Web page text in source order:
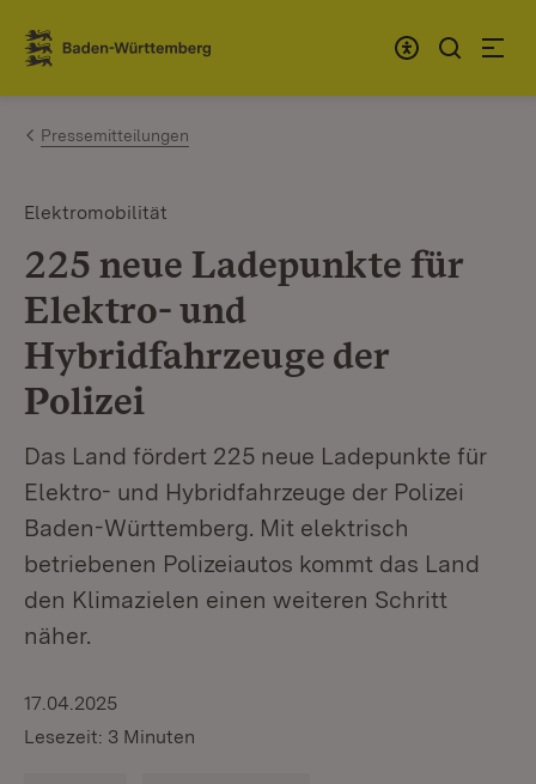
Zum Inhalt springen
Link zur Startseite
Pressemitteilungen
Elektromobilität
225 neue Ladepunkte für
Elektro- und
Hybridfahrzeuge der
Polizei
Das Land fördert 225 neue Ladepunkte für
Elektro- und Hybridfahrzeuge der Polizei
Baden-Württemberg. Mit elektrisch
betriebenen Polizeiautos kommt das Land
den Klimazielen einen weiteren Schritt
näher.
17.04.2025
Lesezeit: 3 Minuten